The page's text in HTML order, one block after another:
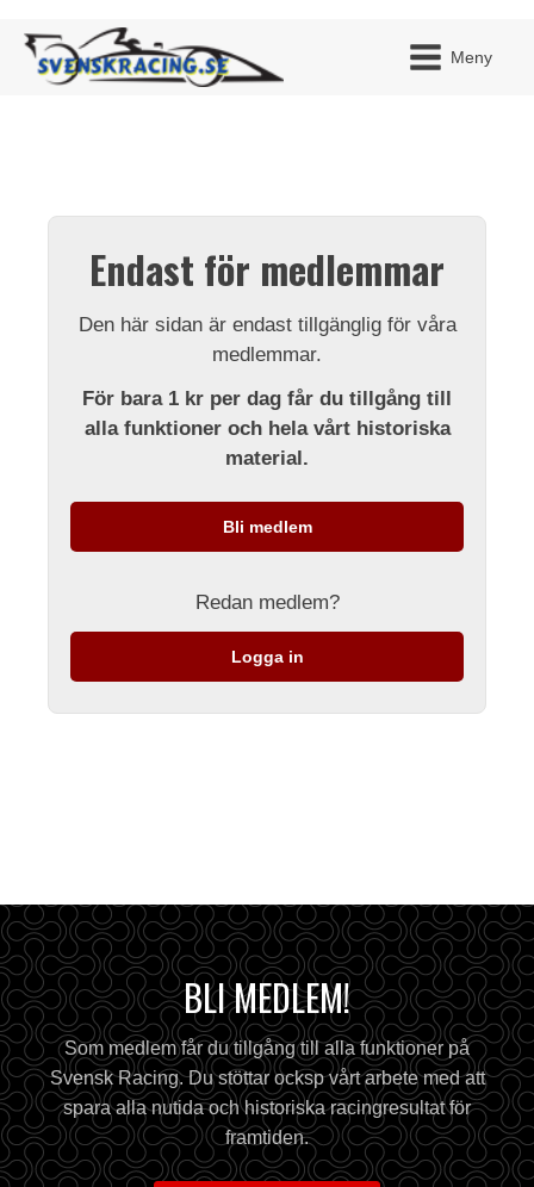
Meny
Endast för medlemmar
Den här sidan är endast tillgänglig för våra
medlemmar.
För bara 1 kr per dag får du tillgång till
alla funktioner och hela vårt historiska
material.
Bli medlem
Redan medlem?
Logga in
BLI MEDLEM!
Som medlem får du tillgång till alla funktioner på
Svensk Racing. Du stöttar ocksp vårt arbete med att
spara alla nutida och historiska racingresultat för
framtiden.